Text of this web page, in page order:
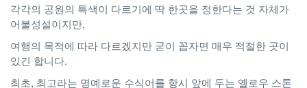
각각의 공원의 특색이 다르기에 딱 한곳을 정한다는 것 자체가
어불성설이지만,
여행의 목적에 따라 다르겠지만 굳이 꼽자면 매우 적절한 곳이
있긴 합니다.
최초, 최고라는 명예로운 수식어를 항시 앞에 두는 옐로우 스톤